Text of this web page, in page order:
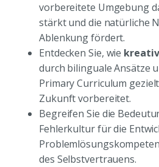
vorbereitete Umgebung
stärkt und die natürliche
Ablenkung fördert.
Entdecken Sie, wie
durch bilinguale Ansätze
Primary Curriculum
Zukunft vorbereitet.
Begreifen Sie die
Fehlerkultur für die
des Selbstvertrauens.